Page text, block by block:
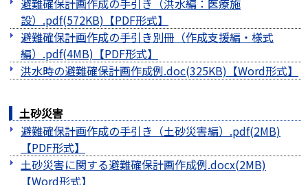
避難確保計画作成の手引き（洪水編：医療施
設）.pdf(572KB)
避難確保計画作成の手引き別冊（作成支援編・様式
編）.pdf(4MB)
洪水時の避難確保計画作成例.doc(325KB)
土砂災害
避難確保計画作成の手引き（土砂災害編）.pdf(2MB)
土砂災害に関する避難確保計画作成例.docx(2MB)